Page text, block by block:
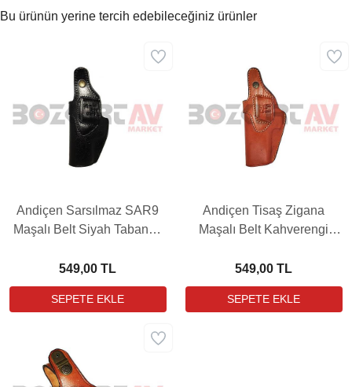
Bu ürünün yerine tercih edebileceğiniz ürünler
Andiçen Sarsılmaz SAR9
Maşalı Belt Siyah Tabanca
549,00 TL
Andiçen Tisaş Zigana
Maşalı Belt Kahverengi
549,00 TL